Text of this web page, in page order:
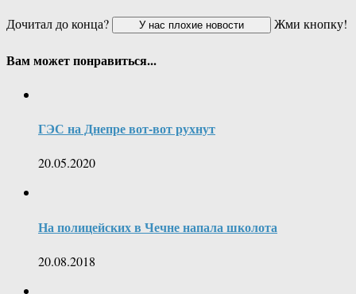
Дочитал до конца?
Жми кнопку!
Вам может понравиться...
ГЭС на Днепре вот-вот рухнут
20.05.2020
На полицейских в Чечне напала школота
20.08.2018